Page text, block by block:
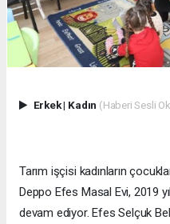
Erkek| Kadın (Haberi Sesli
Tarım işçisi kadınların
Deppo Efes Masal Evi, 2019
devam ediyor. Efes Selçuk